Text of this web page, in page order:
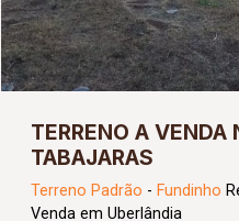
TERRENO A VENDA
TABAJARAS
Terreno Padrão - Fundinho
Venda em Uberlândia